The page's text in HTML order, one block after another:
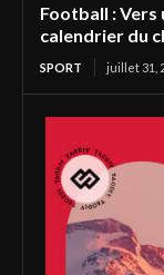
Football : Vers
calendrier du
SPORT juillet 31,